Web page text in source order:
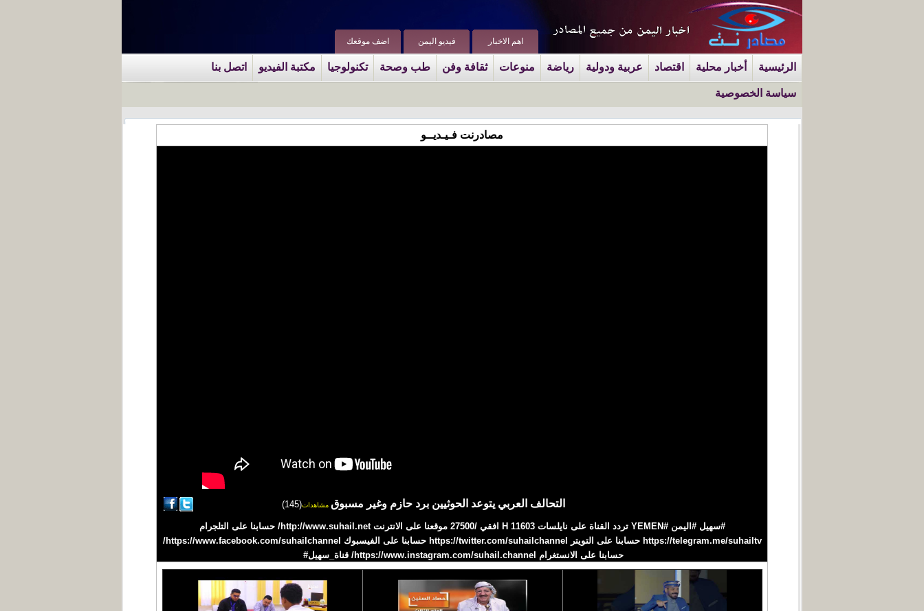
اضف موقعك فيديو اليمن اهم الاخبار
الرئيسية أخبار محلية اقتصاد عربية ودولية رياضة منوعات ثقافة وفن طب وصحة تكنولوجيا مكتبة الفيديو اتصل بنا
سياسة الخصوصية
مصادرنت فـيـديــو
التحالف العربي يتوعد الحوثيين برد حازم وغير مسبوق مشاهدات(145)
#سهيل #اليمن #YEMEN تردد القناة على نايلسات 11603 H افقي /27500 موقعنا على الانترنت http://www.suhail.net/ حسابنا على التلجرام
https://telegram.me/suhailtv حسابنا على التويتر https://twitter.com/suhailchannel حسابنا على الفيسبوك https://www.facebook.com/suhailchannel/
حسابنا على الانستغرام https://www.instagram.com/suhail.channel/ قناة_سهيل# ‪